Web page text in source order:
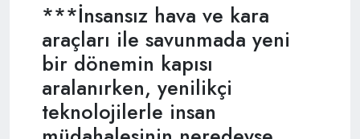
***İnsansız hava ve kara
araçları ile savunmada yeni
bir dönemin kapısı
aralanırken, yenilikçi
teknolojilerle insan